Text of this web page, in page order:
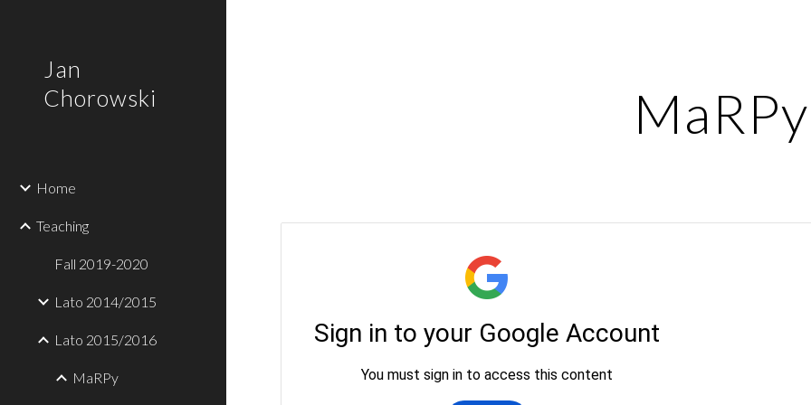
Jan
Chorowski
Home
Teaching
Fall 2019-2020
Lato 2014/2015
Lato 2015/2016
MaRPy
MaRPy